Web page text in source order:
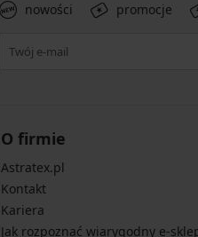
nowości promocje
O firmie
Astratex.pl
Kontakt
Kariera
Jak rozpoznać wiarygodny e-